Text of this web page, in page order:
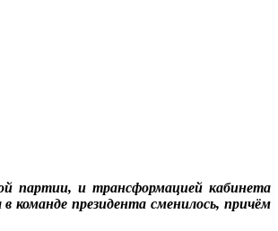
партии, и трансформацией кабинета
команде президента сменилось, причём